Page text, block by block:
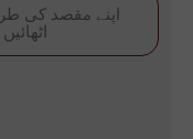
اپنے مقصد کی